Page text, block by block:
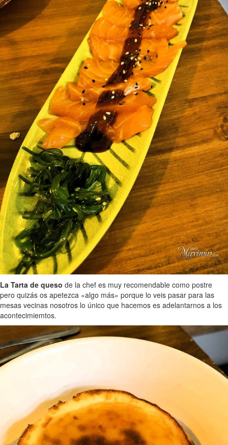
La Tarta de queso de la chef es muy recomendable como postre
pero quizás os apetezca «algo más» porque lo veis pasar para las
mesas vecinas nosotros lo único que hacemos es adelantarnos a los
acontecimiemtos.